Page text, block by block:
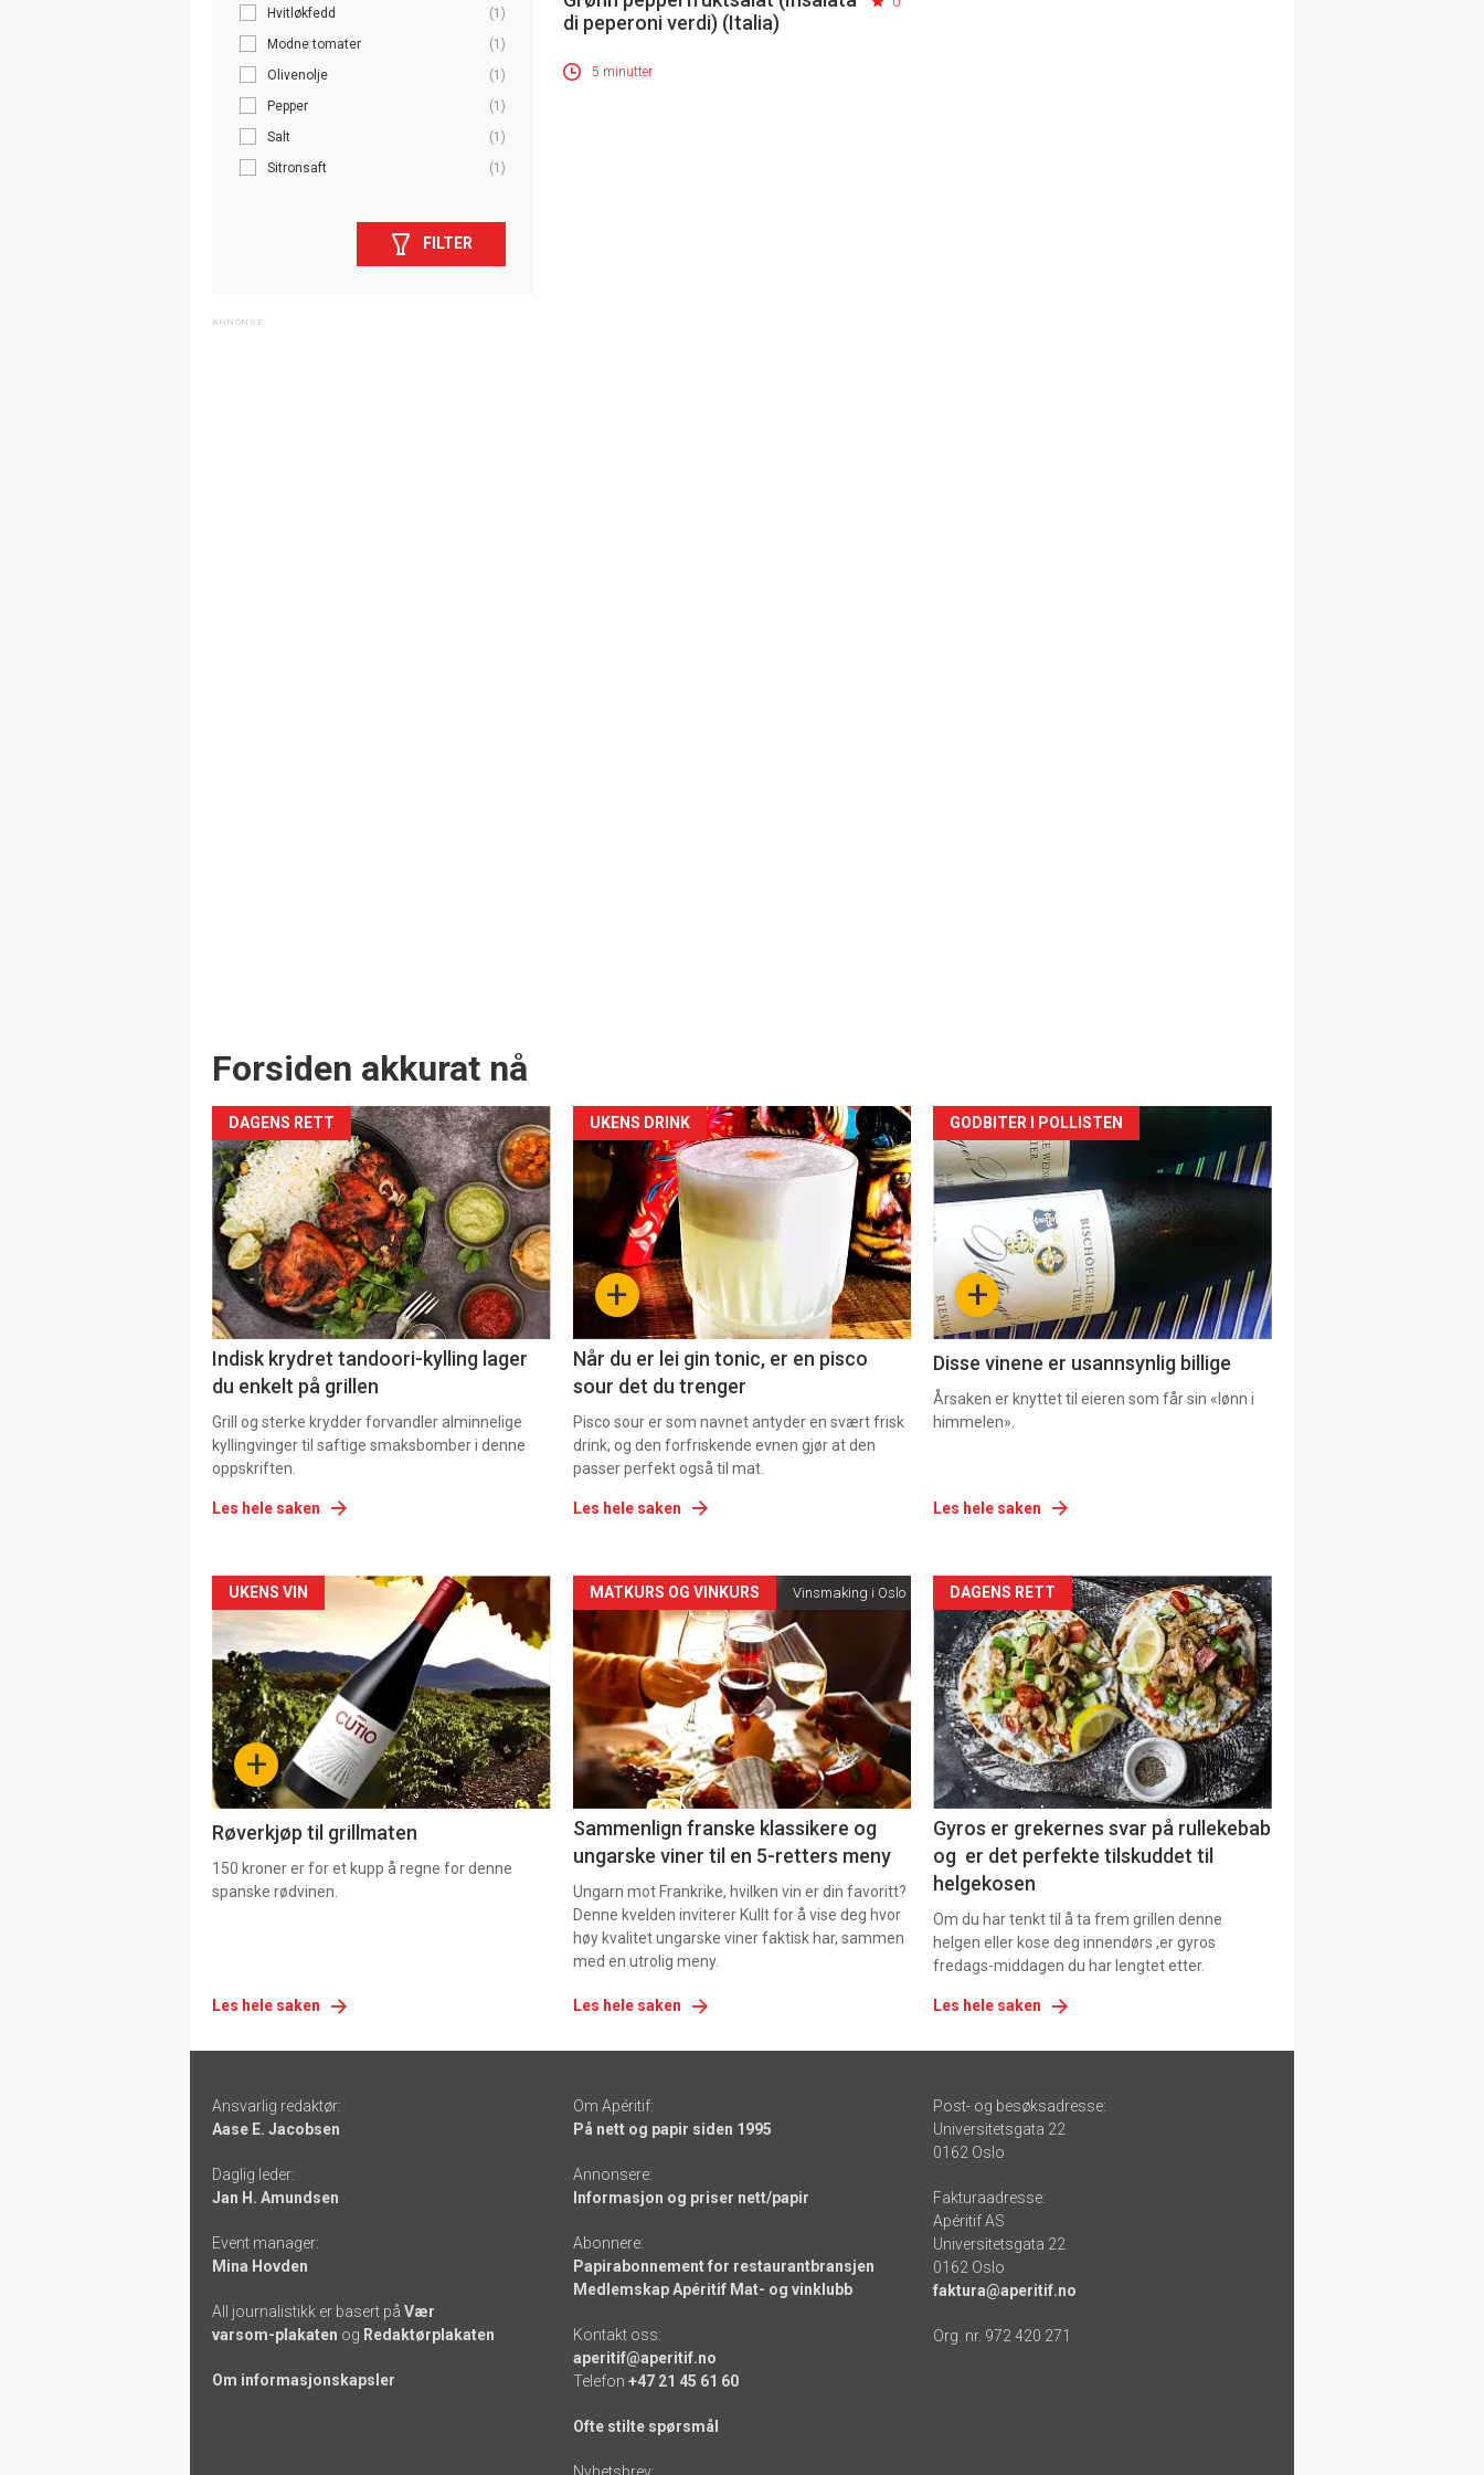
Hvitløkfedd
(1)
Modne tomater
(1)
Olivenolje
(1)
Pepper
(1)
Salt
(1)
Sitronsaft
(1)
FILTER
di peperoni verdi) (Italia)
5 minutter
Forsiden akkurat nå
DAGENS RETT
Indisk krydret tandoori-kylling lager
du enkelt på grillen
Grill og sterke krydder forvandler alminnelige
kyllingvinger til saftige smaksbomber i denne
oppskriften.
Les hele saken
Forsiden
akkurat
nå
-
+
UKENS DRINK
Når du er lei gin tonic, er en pisco
sour det du trenger
Pisco sour er som navnet antyder en svært frisk
drink, og den forfriskende evnen gjør at den
passer perfekt også til mat.
Les hele saken
Forsiden
akkurat
nå
3 +
GODBITER I POLLISTEN
Disse vinene er usannsynlig billige
Årsaken er knyttet til eieren som får sin «lønn i
himmelen».
Les hele saken
Forsiden
akkurat
nå
-
4 +
UKENS VIN
Røverkjøp til grillmaten
150 kroner er for et kupp å regne for denne
spanske rødvinen.
Les hele saken
Forsiden
akkurat
nå
-
5
MATKURS OG VINKURS Vinsmaking i Oslo
Sammenlign franske klassikere og
ungarske viner til en 5-retters meny
Ungarn mot Frankrike, hvilken vin er din favoritt?
Denne kvelden inviterer Kullt for å vise deg hvor
høy kvalitet ungarske viner faktisk har, sammen
med en utrolig meny.
Les hele saken
Forsiden
akkurat
nå
-
6
DAGENS RETT
Gyros er grekernes svar på rullekebab
og er det perfekte tilskuddet til
helgekosen
Om du har tenkt til å ta frem grillen denne
helgen eller kose deg innendørs ,er gyros
fredags-middagen du har lengtet etter.
Les hele saken
-
links
Ansvarlig redaktør:
Aase E. Jacobsen
Daglig leder:
Jan H. Amundsen
Event manager:
Mina Hovden
All journalistikk er basert på Vær
varsom-plakaten og Redaktørplakaten
Om informasjonskapsler
Om Apéritif:
På nett og papir siden 1995
Annonsere:
Informasjon og priser nett/papir
Abonnere:
Papirabonnement for restaurantbransjen
Medlemskap Apéritif Mat- og vinklubb
Kontakt oss:
aperitif@aperitif.no
Telefon +47 21 45 61 60
Ofte stilte spørsmål
Post- og besøksadresse:
Universitetsgata 22
0162 Oslo
Fakturaadresse:
Apéritif AS
Universitetsgata 22
0162 Oslo
faktura@aperitif.no
Org. nr. 972 420 271